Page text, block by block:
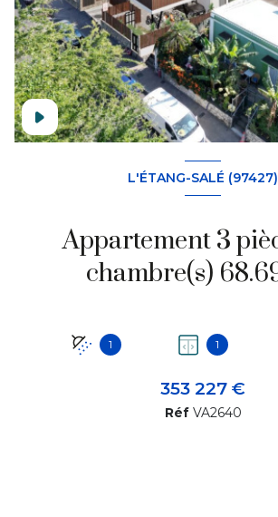
L'ÉTANG-SALÉ (97427)
Appartement 3 pièce(s) 2
1 1
353 227 €
Réf VA2640